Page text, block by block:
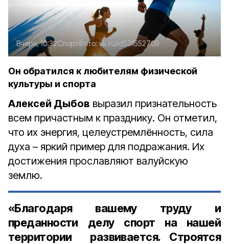
Вчера, 10:32СпортФото:vk.ru/id531552709
Он обратился к любителям физической
культуры и спорта
Алексей Дыбов выразил признательность
всем причастным к празднику. Он отметил,
что их энергия, целеустремлённость, сила
духа – яркий пример для подражания. Их
достижения прославляют валуйскую
землю.
«Благодаря вашему труду и
преданности делу спорт на нашей
территории развивается. Строятся